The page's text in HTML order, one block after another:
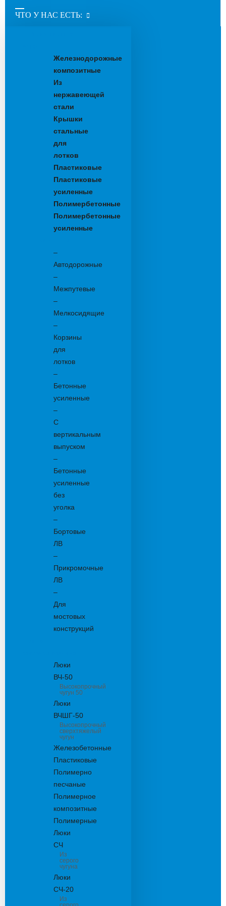
ЧТО У НАС ЕСТЬ:
Железнодорожные
композитные
Из
нержавеющей
стали
Крышки
стальные
для
лотков
Пластиковые
Пластиковые
усиленные
Полимербетонные
Полимербетонные
усиленные
–
Автодорожные
–
Межпутевые
–
Мелкосидящие
–
Корзины
для
лотков
–
Бетонные
усиленные
–
С
вертикальным
выпуском
–
Бетонные
усиленные
без
уголка
–
Бортовые
ЛВ
–
Прикромочные
ЛВ
–
Для
мостовых
конструкций
Люки
ВЧ-50
Высокопрочный
чугун 50
Люки
ВЧШГ-50
Высокопрочный
сверхтяжелый
чугун
Железобетонные
Пластиковые
Полимерно
песчаные
Полимерное
композитные
Полимерные
Люки
СЧ
Из
серого
чугуна
Люки
СЧ-20
Из